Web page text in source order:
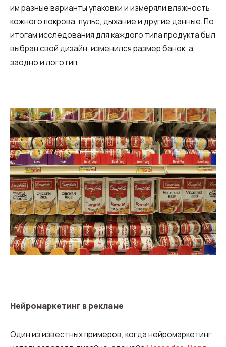
им разные варианты упаковки и измеряли влажность
кожного покрова, пульс, дыхание и другие данные. По
итогам исследования для каждого типа продукта был
выбран свой дизайн, изменился размер банок, а
заодно и логотип.
Нейромаркетинг в рекламе
Один из известных примеров, когда нейромаркетинг